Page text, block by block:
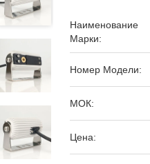
Наименование
Марки:
Номер Модели:
МОК:
Цена: